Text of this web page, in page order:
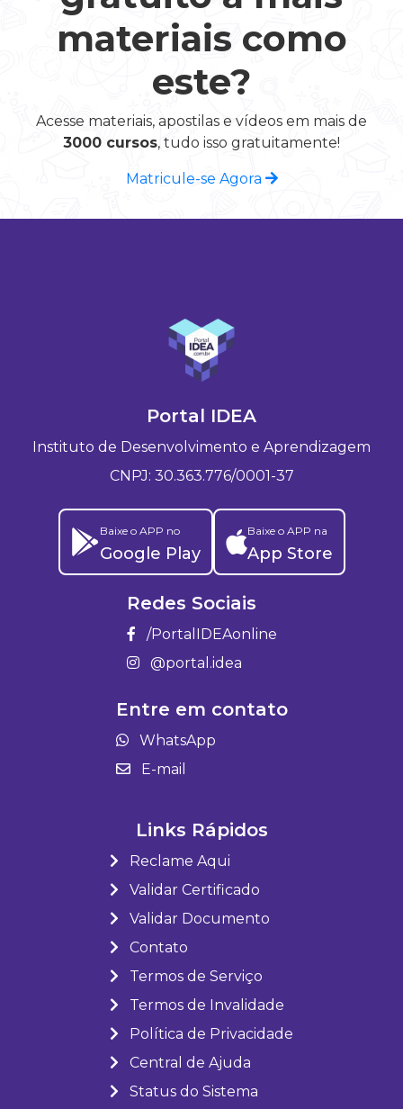
materiais como
este?
Acesse materiais, apostilas e vídeos em mais de
3000 cursos, tudo isso gratuitamente!
Matricule-se Agora
Portal IDEA
Instituto de Desenvolvimento e Aprendizagem
CNPJ: 30.363.776/0001-37
Baixe o APP no
Google Play
Baixe o APP na
App Store
Redes Sociais
/PortalIDEAonline
@portal.idea
Entre em contato
WhatsApp
E-mail
Links Rápidos
Reclame Aqui
Validar Certificado
Validar Documento
Contato
Termos de Serviço
Termos de Invalidade
Política de Privacidade
Central de Ajuda
Status do Sistema